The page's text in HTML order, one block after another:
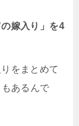
の嫁入り」を4
をまとめて
あるんで